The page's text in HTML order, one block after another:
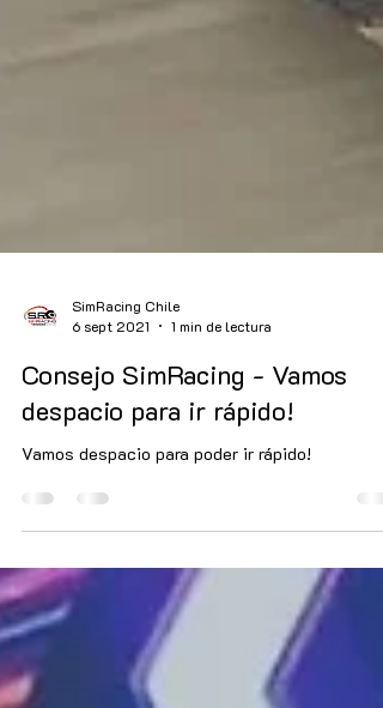
6 sept 2021
1 min de lectura
Consejo SimRacing - Vamos
despacio para ir rápido!
Vamos despacio para poder ir rápido!